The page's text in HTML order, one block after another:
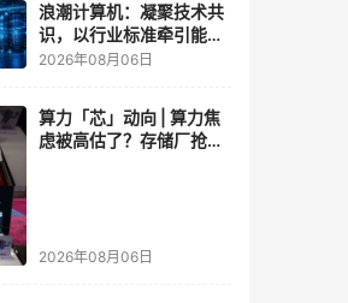
浪潮计算机：凝聚技术共
识，以行业标准牵引能力
跃升
2026年08月06日
算力「芯」动向 | 算力焦
虑被高估了？存储厂抢了
2026年08月06日